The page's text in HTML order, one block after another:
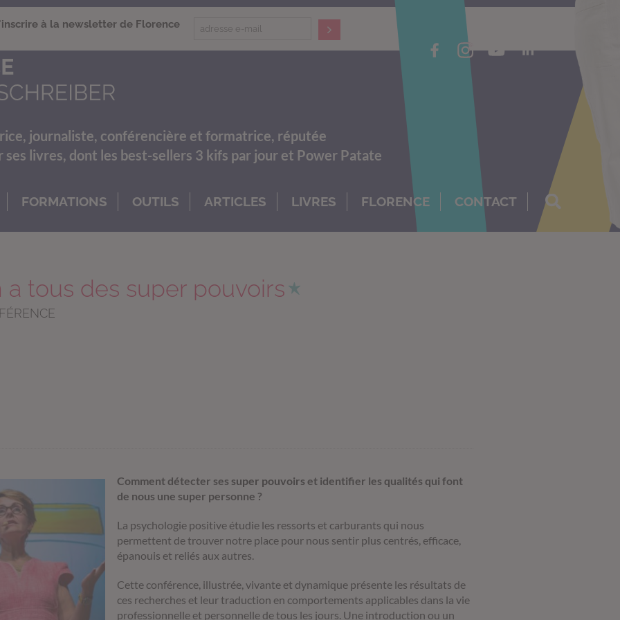
à la newsletter de Florence
journaliste, conférencière et formatrice, réputée
livres, dont les best-sellers 3 kifs par jour et Power Patate
FORMATIONS OUTILS ARTICLES LIVRES FLORENCE CONTACT
a tous des super pouvoirs
Comment détecter ses super pouvoirs et identifier les qualités qui font
de nous une super personne ?
La psychologie positive étudie les ressorts et carburants qui nous
permettent de trouver notre place pour nous sentir plus centrés, efficace,
épanouis et reliés aux autres.
Cette conférence, illustrée, vivante et dynamique présente les résultats de
ces recherches et leur traduction en comportements applicables dans la vie
professionnelle et personnelle de tous les jours. Une introduction ou un